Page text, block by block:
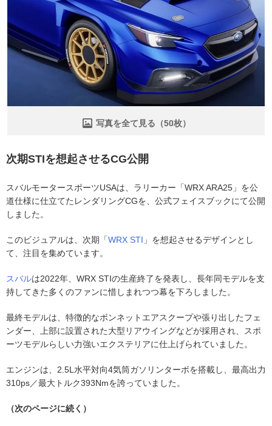
写真を全て見る（50枚）
次期STIを想起させるCG公開
スバルモータースポーツUSAは、ラリーカー「WRX ARA25」を公
道仕様に仕立てたレンダリングCGを、公式フェイスブックにて公開
しました。
このビジュアルは、次期「WRX STI 」を想起させるデザインとし
て、注目を集めています。
スバルは2022年、WRX STIの生産終了を発表し、長年同モデルを支
持してきた多くのファンに惜しまれつつ幕を下ろしました。
最終モデルは、特徴的なボンネットエアスクープや張り出したフェ
ンダー、上部に設置された大型リアウイングなどが採用され、スポ
ーツモデルらしい力強いエクステリアに仕上げられていました。
エンジンは、2.5L水平対向4気筒ガソリンターボを搭載し、最高出力
310ps／最大トルク393Nmを誇っていました。
（次のページに続く）